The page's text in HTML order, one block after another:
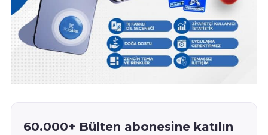
60.000+ Bülten abonesine katılın